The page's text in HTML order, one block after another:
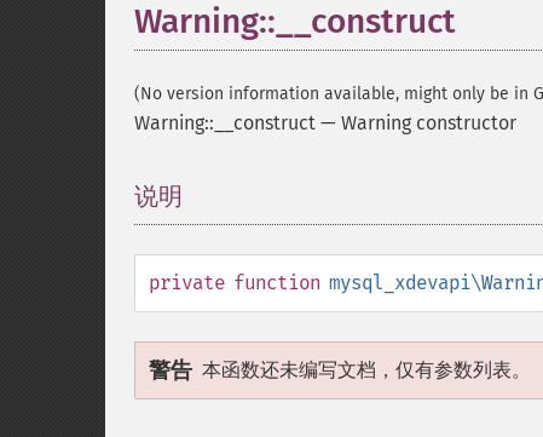
Warning::__construct
(No version information available, might only be in
Warning::__construct — Warning constructor
说明
private function
警告 本函数还未编写文档，仅有参数列表。